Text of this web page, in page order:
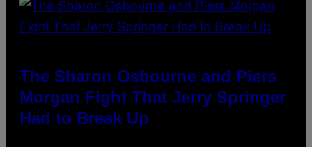
The Sharon Osbourne and Piers
Morgan Fight That Jerry Springer
Had to Break Up